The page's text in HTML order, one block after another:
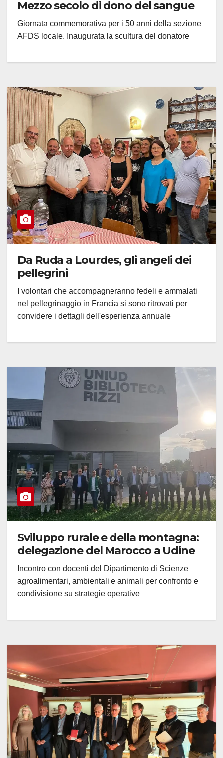
Mezzo secolo di dono del sangue
Giornata commemorativa per i 50 anni della sezione
AFDS locale. Inaugurata la scultura del donatore
Da Ruda a Lourdes, gli angeli dei
pellegrini
I volontari che accompagneranno fedeli e ammalati
nel pellegrinaggio in Francia si sono ritrovati per
convidere i dettagli dell'esperienza annuale
Sviluppo rurale e della montagna:
delegazione del Marocco a Udine
Incontro con docenti del Dipartimento di Scienze
agroalimentari, ambientali e animali per confronto e
condivisione su strategie operative